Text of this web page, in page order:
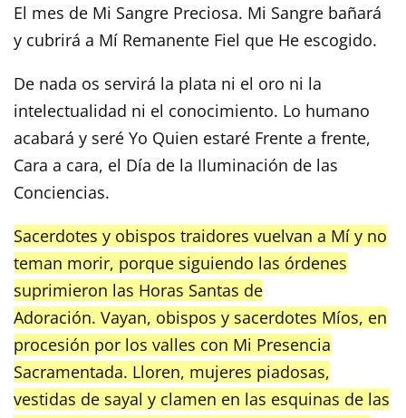
El mes de Mi Sangre Preciosa. Mi Sangre bañará
y cubrirá a Mí Remanente Fiel que He escogido.
De nada os servirá la plata ni el oro ni la
intelectualidad ni el conocimiento. Lo humano
acabará y seré Yo Quien estaré Frente a frente,
Cara a cara, el Día de la Iluminación de las
Conciencias.
Sacerdotes y obispos traidores vuelvan a Mí y no
teman morir, porque siguiendo las órdenes
suprimieron las Horas Santas de
Adoración. Vayan, obispos y sacerdotes Míos, en
procesión por los valles con Mi Presencia
Sacramentada. Lloren, mujeres piadosas,
vestidas de sayal y clamen en las esquinas de las